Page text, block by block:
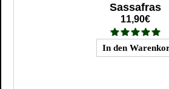
Sassafras
11,90€